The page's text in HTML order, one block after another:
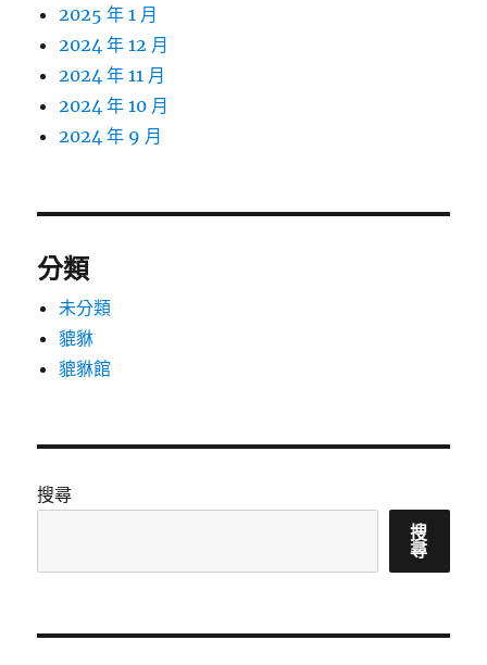
2025 年 1 月
2024 年 12 月
2024 年 11 月
2024 年 10 月
2024 年 9 月
分類
未分類
貔貅
貔貅館
搜尋
搜
尋